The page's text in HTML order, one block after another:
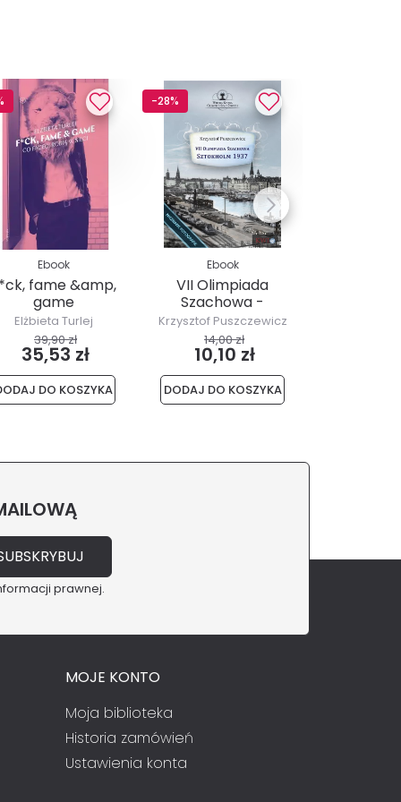
Ebook
fame &amp,
game
Elżbieta Turlej
39,90 zł
35,53 zł
DO KOSZYKA
-28%
Ebook
VII Olimpiada
Szachowa -
Sztokholm 1937
Krzysztof Puszczewicz
14,00 zł
10,10 zł
DODAJ DO KOSZYKA
prawnej.
MOJE KONTO
Moja biblioteka
Historia zamówień
Ustawienia konta